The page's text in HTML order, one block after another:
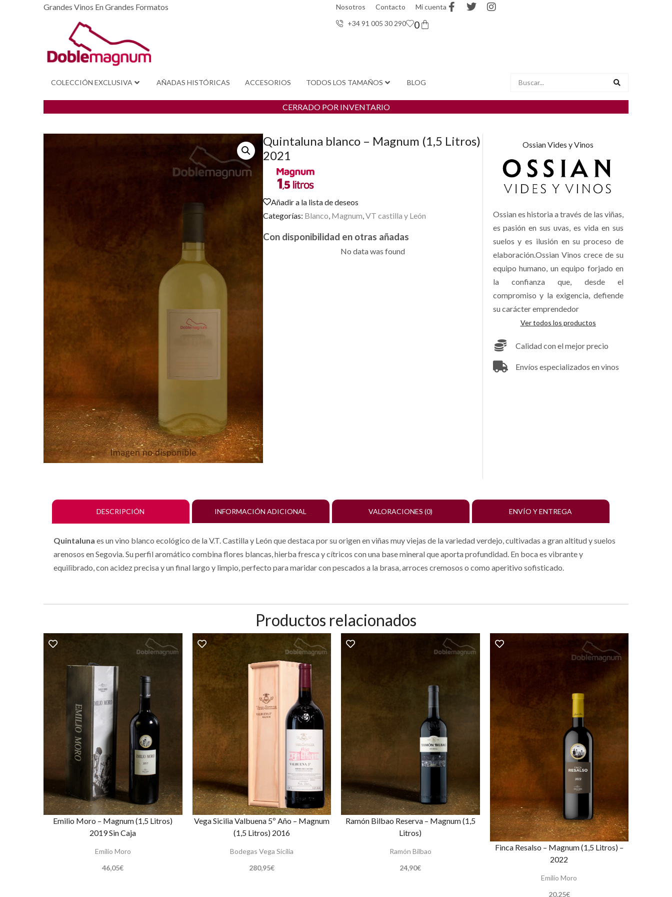
Grandes Vinos En Grandes Formatos Nosotros Contacto
Mi cuenta
+34 91 005 30 290 0
COLECCIÓN EXCLUSIVA AÑADAS HISTÓRICAS ACCESORIOS TODOS LOS TAMAÑOS BLOG
CERRADO POR INVENTARIO
Quintaluna blanco – Magnum (1,5 Litros)
2021
Añadir a la lista de deseos
Categorías: Blanco Magnum VT castilla y León
Con disponibilidad en otras añadas
No data was found
Ossian Vides y Vinos
Ossian es historia a través de las viñas,
es pasión en sus uvas, es vida en sus
suelos y es ilusión en su proceso de
elaboración.Ossian Vinos crece de su
equipo humano, un equipo forjado en
la confianza que, desde el
compromiso y la exigencia, defiende
su carácter emprendedor
Ver todos los productos
Calidad con el mejor precio
Envíos especializados en vinos
DESCRIPCIÓN INFORMACIÓN ADICIONAL VALORACIONES (0) ENVÍO Y ENTREGA
Quintaluna es un vino blanco ecológico de la V.T. Castilla y León que destaca por su origen en viñas muy viejas de la variedad verdejo, cultivadas a gran altitud y suelos
arenosos en Segovia. Su perfil aromático combina flores blancas, hierba fresca y cítricos con una base mineral que aporta profundidad. En boca es vibrante y
equilibrado, con acidez precisa y un final largo y limpio, perfecto para maridar con pescados a la brasa, arroces cremosos o como aperitivo sofisticado.
Productos relacionados
Emilio Moro – Magnum (1,5 Litros)
2019 Sin Caja
Emilio Moro
46,05€
Vega Sicilia Valbuena 5º Año – Magnum
(1,5 Litros) 2016
Bodegas Vega Sicilia
280,95€
Ramón Bilbao Reserva – Magnum (1,5
Litros)
Ramón Bilbao
24,90€
Finca Resalso – Magnum (1,5 Litros) –
2022
Emilio Moro
20,25€